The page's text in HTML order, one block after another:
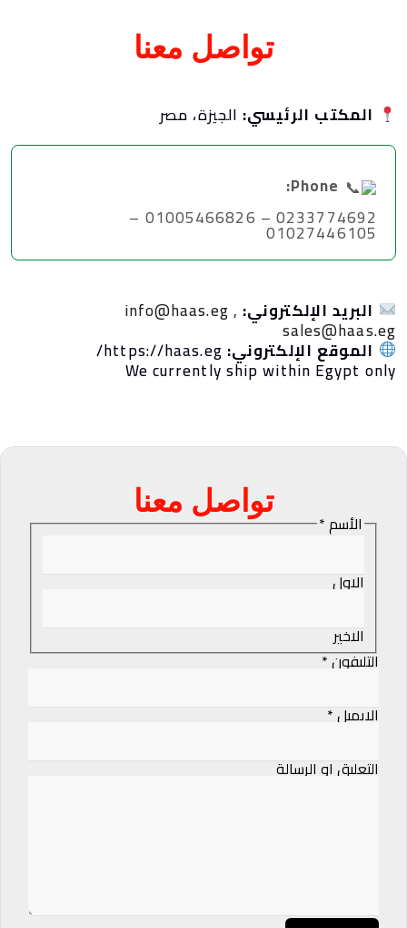
تواصل معنا
المكتب الرئيسي:الجيزة، مصر
Phone:
0233774692 – 01005466826 –
01027446105
البريد الإلكتروني:info@haas.eg ,
الموقع الإلكتروني:https://haas.eg/
We currently ship within Egypt
تواصل معنا
الأسم*
الاول
الاخير
comment
message
التليفون*
الايميل*
التعليق او الرسالة